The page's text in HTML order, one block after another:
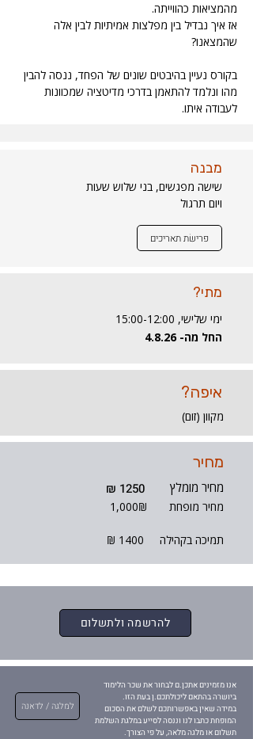
מהמציאות כהווייתה.
אז איך נבדיל בין מפלצות אמיתיות לבין אלה
שהמצאנו?
בקורס נעיין בהיבטים שונים של הפחד, ננסה להבין
מהו ונלמד להתאמן בדרכי מדיטציה שמכוונות
לעבודה איתו.
מבנה
שישה מפגשים, בני שלוש שעות
ויום תרגול
פרישׂת תאריכים
מתי?
ימי שלישי, 15:00-12:00
החל מה- 4.8.26
איפה?
מקוון (זום)
מחיר
1250 ₪
1,000₪
מחיר מומלץ
מחיר מופחת
1400 ₪ תמיכה בקהילה
להרשמה ולתשלום
למלגה / לדאנה
אנו מזמינים אתכן.ם לבחור את שכר הלימוד
ביושרה בהתאם ליכולתכם.ן בעת הזו.
במידה שאין באפשרותכם לשלם את הסכום
המופחת כתבו לנו וננסה לסייע במלגת השלמת
תשלום או מלגה מלאה, על פי הצורך.​